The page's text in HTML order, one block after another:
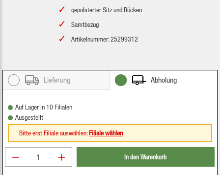
gepolsterter Sitz und Rücken
Samtbezug
Artikelnummer: 25299312
Lieferung Abholung
Auf Lager in 10 Filialen
Ausgestellt
Bitte erst Filiale auswählen:Filiale wählen
Produkt Anzahl: Gib den gewünschten Wert ein
In den Warenkorb